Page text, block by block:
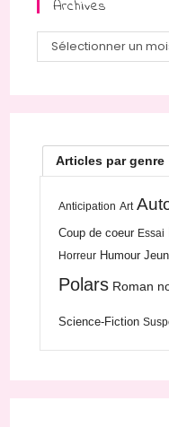
Archives
Sélectionner un
Articles par genre
Anticipation Art
Coup de coeur Essai
Horreur Humour
Polars Roman
Science-Fiction